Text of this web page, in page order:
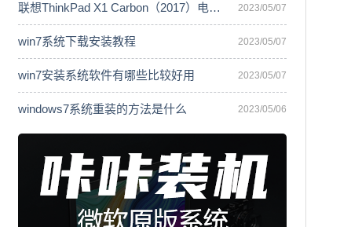
联想ThinkPad X1 Carbon（2017）电脑安 2023/05/07
win7系统下载安装教程 2023/05/07
win7安装系统软件有哪些比较好用 2023/05/07
windows7系统重装的方法是什么 2023/05/06